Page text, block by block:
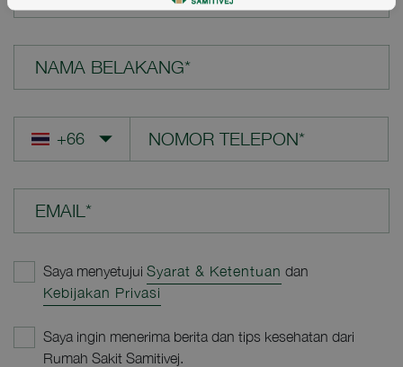
NAMA BELAKANG*
EMAIL*
Saya menyetujui Syarat & Ketentuan dan
Kebijakan Privasi
Saya ingin menerima berita dan tips kesehatan dari
Rumah Sakit Samitivej.